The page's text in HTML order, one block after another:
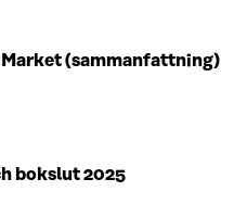
Market (sammanfattning)
bokslut 2025